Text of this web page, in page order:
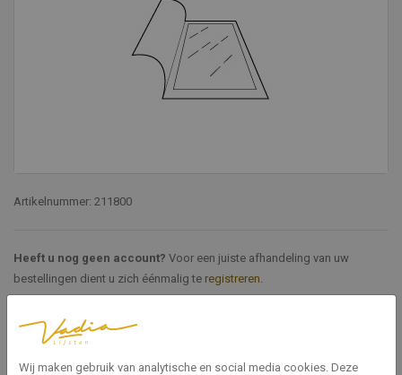
Artikelnummer: 211800
Heeft u nog geen account? Voor een juiste afhandeling van uw
bestellingen dient u zich éénmalig te registreren.
Specificaties
Wij maken gebruik van analytische en social media cookies. Deze